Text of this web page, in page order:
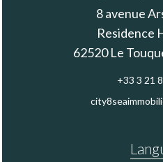
8 avenue
Residence
62520Le
+33 3 21